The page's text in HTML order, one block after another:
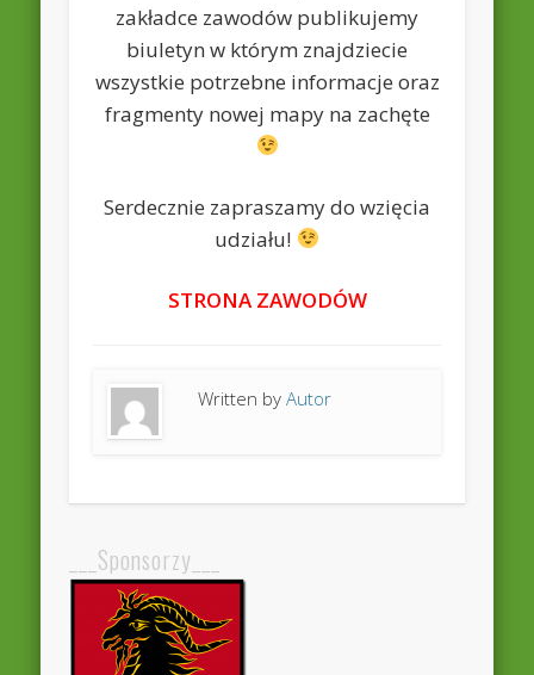
zakładce zawodów publikujemy
biuletyn w którym znajdziecie
wszystkie potrzebne informacje oraz
fragmenty nowej mapy na zachęte
Serdecznie zapraszamy do wzięcia
udziału!
STRONA ZAWODÓW
Written byAutor
___Sponsorzy___